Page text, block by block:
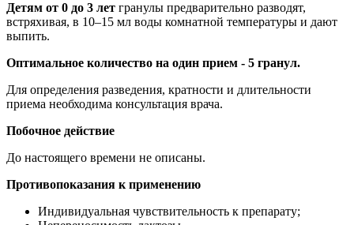
Детям от 0 до 3 лет гранулы предварительно разводят,
встряхивая, в 10–15 мл воды комнатной температуры и дают
выпить.
Оптимальное количество на один прием - 5 гранул.
Для определения разведения, кратности и длительности
приема необходима консультация врача.
Побочное действие
До настоящего времени не описаны.
Противопоказания к применению
Индивидуальная чувствительность к препарату;